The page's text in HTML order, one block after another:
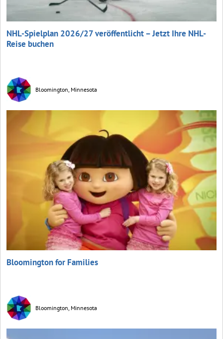
NHL-Spielplan 2026/27 veröffentlicht – Jetzt Ihre NHL-
Reise buchen
Bloomington, Minnesota
Bloomington for Families
Bloomington, Minnesota